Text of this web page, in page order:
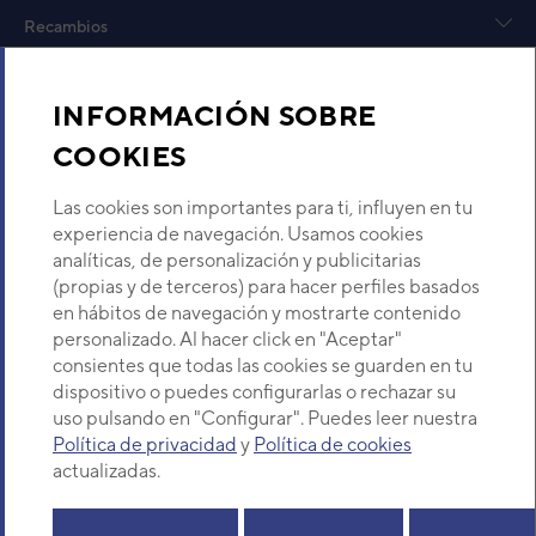
INFORMACIÓN SOBRE
COOKIES
Las cookies son importantes para ti, influyen en tu
experiencia de navegación. Usamos cookies
analíticas, de personalización y publicitarias
(propias y de terceros) para hacer perfiles basados
en hábitos de navegación y mostrarte contenido
personalizado. Al hacer click en "Aceptar"
consientes que todas las cookies se guarden en tu
dispositivo o puedes configurarlas o rechazar su
uso pulsando en "Configurar". Puedes leer nuestra
Política de privacidad y Política de cookies
actualizadas.
Ref.
Recambios
Descubre Eurofred
Dónde Estamos
¿Buscas un servicio técnico?
Selecciona provincia